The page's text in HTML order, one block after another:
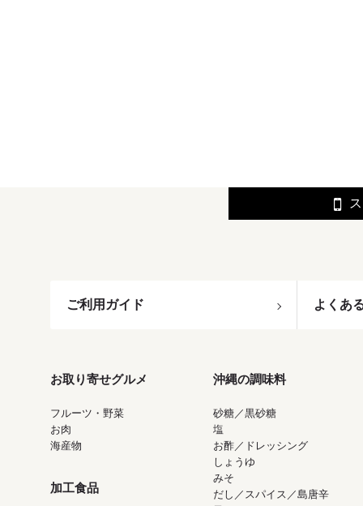
ご利用ガイド よくあ
お取り寄せグルメ
フルーツ・野菜
お肉
海産物
加工食品
沖縄の調味料
砂糖／黒砂糖
塩
お酢／ドレッシング
しょうゆ
みそ
だし／スパイス／島唐辛